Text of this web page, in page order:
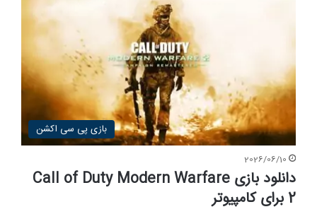
بازی پی سی اکشن
2026/06/10
دانلود بازی Call of Duty Modern Warfare
2 برای کامپیوتر